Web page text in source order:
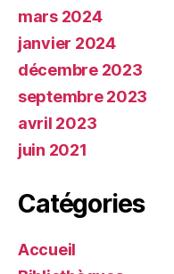
mars 2024
janvier 2024
décembre 2023
septembre 2023
avril 2023
juin 2021
Catégories
Accueil